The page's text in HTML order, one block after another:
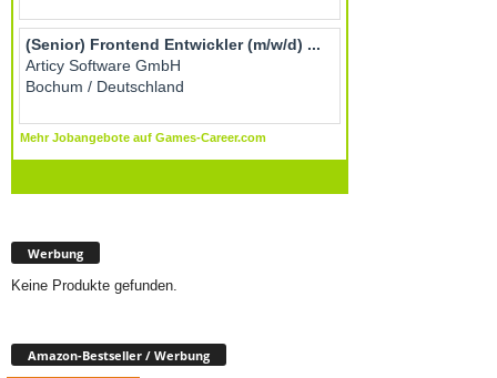
Werbung
Keine Produkte gefunden.
Amazon-Bestseller / Werbung